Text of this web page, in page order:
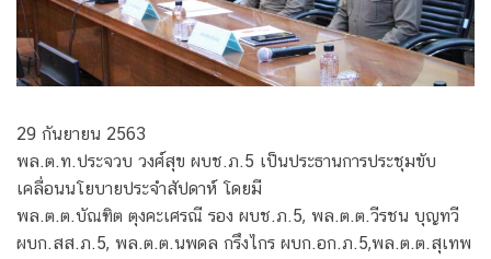
29 กันยายน 2563
พล.ต.ท.ประจวบ วงศ์สุข ผบช.ภ.5 เป็นประธานการประชุมขับ
เคลื่อนนโยบายประจำสัปดาห์ โดยมี
พล.ต.ต.บัณฑิต ตุงคะเศรณี รอง ผบช.ภ.5, พล.ต.ต.วีรชน บุญทวี
ผบก.สส.ภ.5, พล.ต.ต.นพดล กรึงไกร ผบก.อก.ภ.5,พล.ต.ต.สุเทพ